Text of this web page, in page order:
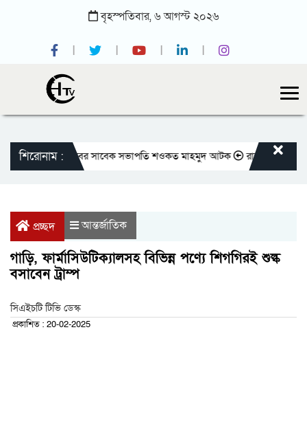
বৃহস্পতিবার,৬আগস্ট ২০২৬
শিরোনাম :
জাতীয় প্রেসক্লাবের সাবেক সভাপতি শওকত মাহমুদ আটক রাজবাড়ীতে বীর
প্রচ্ছদ আন্তর্জাতিক
গাড়ি, ফার্মাসিউটিক্যালসহ বিভিন্ন পণ্যে শিগগিরই শুল্ক
বসাবেন ট্রাম্প
সিএইচটি টিভি ডেস্ক
প্রকাশিত : 20-02-2025